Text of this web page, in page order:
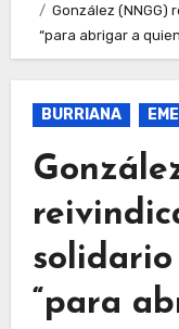
González (NNGG)
“para abrigar a
BURRIANA
“para